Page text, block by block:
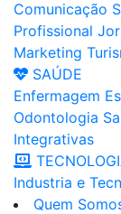
Comunicação
Profissional
Marketing
SAÚDE
Enfermagem
Odontologia
Integrativas
Industria e
Quem